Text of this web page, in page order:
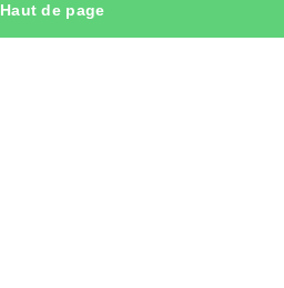
Haut de page